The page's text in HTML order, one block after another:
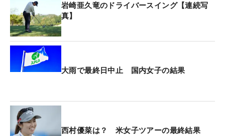
岩崎亜久竜のドライバースイング【連続写
真】
大雨で最終日中止 国内女子の結果
西村優菜は？ 米女子ツアーの最終結果